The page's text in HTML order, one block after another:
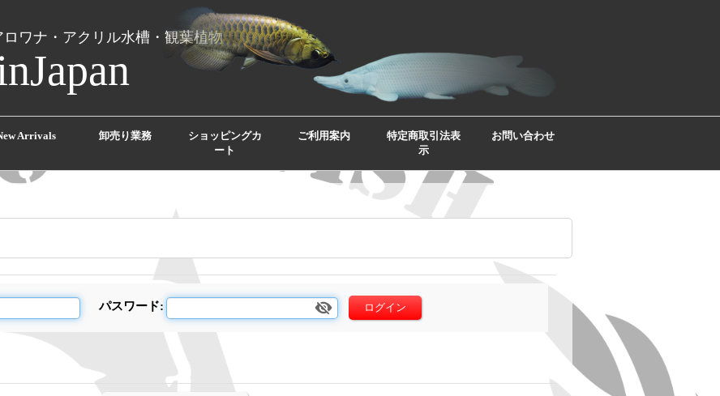
ワナ・アクリル水槽・観葉植物
Arrivals 卸売り業務
ショッピングカ
ート
ご利用案内
特定商取引法表
示
お問い合わせ
パスワード: